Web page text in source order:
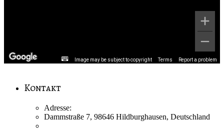
Image may be subject to copyright Terms Report a problem
Kontakt
Adresse:
Dammstraße 7, 98646 Hildburghausen, Deutschland